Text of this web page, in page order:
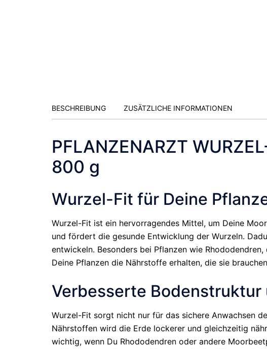
BESCHREIBUNG ZUSÄTZLICHE INFORMATIONEN
PFLANZENARZT
800 g
Wurzel-Fit für Deine
Wurzel-Fit ist ein hervorragendes Mittel, um Deine
und fördert die gesunde Entwicklung der Wurzeln.
entwickeln. Besonders bei Pflanzen wie
Deine Pflanzen die Nährstoffe erhalten, die sie
Verbesserte Bodenstruktur
Wurzel-Fit sorgt nicht nur für das sichere Anwachsen
Nährstoffen wird die Erde lockerer und gleichzeitig
wichtig, wenn Du Rhododendren oder andere